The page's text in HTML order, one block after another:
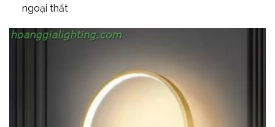
ngoại thất